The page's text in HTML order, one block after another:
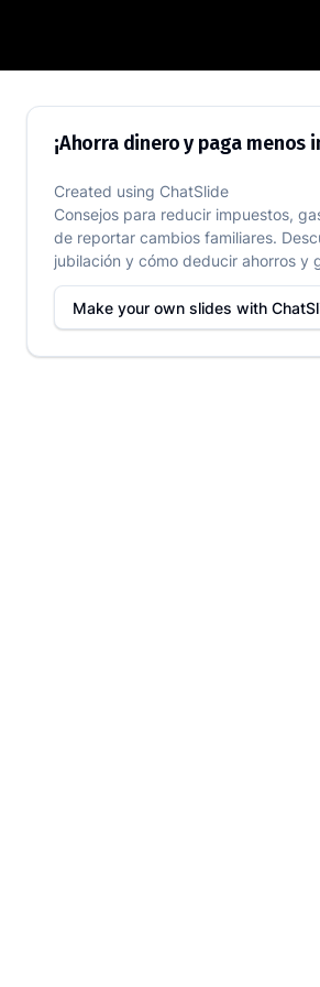
¡Ahorra dinero y paga
¡Ahorra dinero y paga menos
Created using ChatSlide
Consejos para reducir impuestos,
de reportar cambios familiares.
jubilación y cómo deducir ahorros y
Make your own slides with